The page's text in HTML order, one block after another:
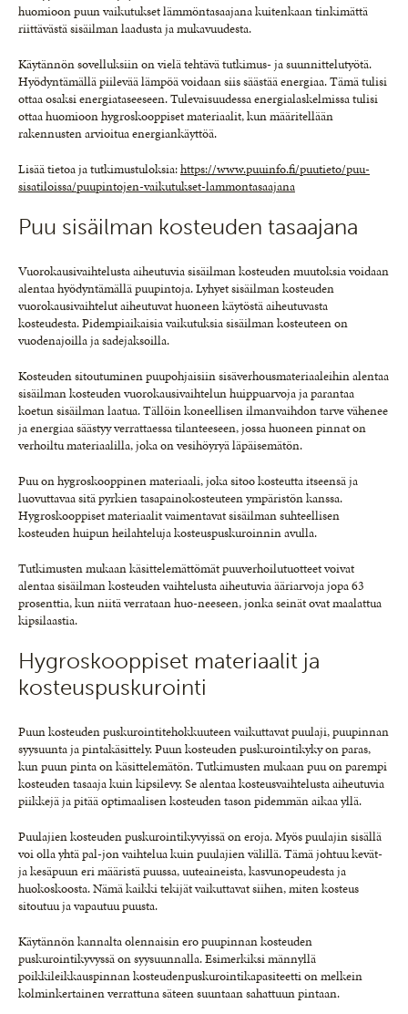
huomioon puun vaikutukset lämmöntasaajana kuitenkaan tinkimättä
riittävästä sisäilman laadusta ja mukavuudesta.
Käytännön sovelluksiin on vielä tehtävä tutkimus- ja suunnittelutyötä.
Hyödyntämällä piilevää lämpöä voidaan siis säästää energiaa. Tämä tulisi
ottaa osaksi energiataseeseen. Tulevaisuudessa energialaskelmissa tulisi
ottaa huomioon hygroskooppiset materiaalit, kun määritellään
rakennusten arvioitua energiankäyttöä.
Lisää tietoa ja tutkimustuloksia:https://www.puuinfo.fi/puutieto/puu-
sisatiloissa/puupintojen-vaikutukset-lammontasaajana
Puu sisäilman kosteuden tasaajana
Vuorokausivaihtelusta aiheutuvia sisäilman kosteuden muutoksia voidaan
alentaa hyödyntämällä puupintoja. Lyhyet sisäilman kosteuden
vuorokausivaihtelut aiheutuvat huoneen käytöstä aiheutuvasta
kosteudesta. Pidempiaikaisia vaikutuksia sisäilman kosteuteen on
vuodenajoilla ja sadejaksoilla.
Kosteuden sitoutuminen puupohjaisiin sisäverhousmateriaaleihin alentaa
sisäilman kosteuden vuorokausivaihtelun huippuarvoja ja parantaa
koetun sisäilman laatua. Tällöin koneellisen ilmanvaihdon tarve vähenee
ja energiaa säästyy verrattaessa tilanteeseen, jossa huoneen pinnat on
verhoiltu materiaalilla, joka on vesihöyryä läpäisemätön.
Puu on hygroskooppinen materiaali, joka sitoo kosteutta itseensä ja
luovuttavaa sitä pyrkien tasapainokosteuteen ympäristön kanssa.
Hygroskooppiset materiaalit vaimentavat sisäilman suhteellisen
kosteuden huipun heilahteluja kosteuspuskuroinnin avulla.
Tutkimusten mukaan käsittelemättömät puuverhoilutuotteet voivat
alentaa sisäilman kosteuden vaihtelusta aiheutuvia ääriarvoja jopa 63
prosenttia, kun niitä verrataan huo-neeseen, jonka seinät ovat maalattua
kipsilaastia.
Hygroskooppiset materiaalit ja
kosteuspuskurointi
Puun kosteuden puskurointitehokkuuteen vaikuttavat puulaji, puupinnan
syysuunta ja pintakäsittely. Puun kosteuden puskurointikyky on paras,
kun puun pinta on käsittelemätön. Tutkimusten mukaan puu on parempi
kosteuden tasaaja kuin kipsilevy. Se alentaa kosteusvaihtelusta aiheutuvia
piikkejä ja pitää optimaalisen kosteuden tason pidemmän aikaa yllä.
Puulajien kosteuden puskurointikyvyissä on eroja. Myös puulajin sisällä
voi olla yhtä pal-jon vaihtelua kuin puulajien välillä. Tämä johtuu kevät-
ja kesäpuun eri määristä puussa, uuteaineista, kasvunopeudesta ja
huokoskoosta. Nämä kaikki tekijät vaikuttavat siihen, miten kosteus
sitoutuu ja vapautuu puusta.
Käytännön kannalta olennaisin ero puupinnan kosteuden
puskurointikyvyssä on syysuunnalla. Esimerkiksi männyllä
poikkileikkauspinnan kosteudenpuskurointikapasiteetti on melkein
kolminkertainen verrattuna säteen suuntaan sahattuun pintaan.